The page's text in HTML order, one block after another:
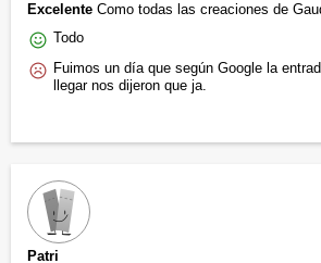
Excelente Como todas las creaciones de
Todo
Fuimos un día que según Google la
llegar nos dijeron que ja.
Patri